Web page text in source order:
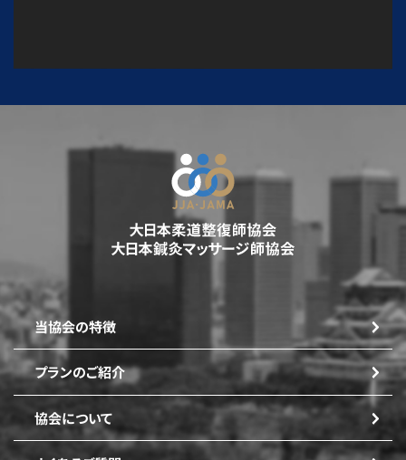
当協会の特徴
プランのご紹介
協会について